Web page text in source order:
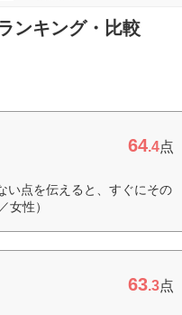
ンキング・比較
64.4点
い点を伝えると、すぐにその
女性）
63.3点